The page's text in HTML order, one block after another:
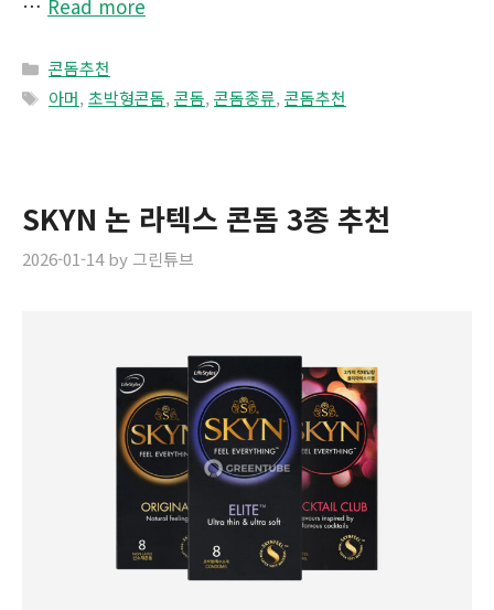
… Read more
Categories
콘돔추천
Tags
아머, 초박형콘돔, 콘돔, 콘돔종류, 콘돔추천
SKYN 논 라텍스 콘돔 3종 추천
2026-01-14 by그린튜브